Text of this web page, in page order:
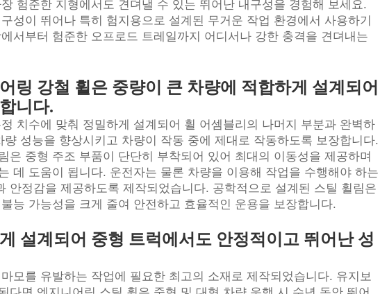
험준한 지형에서도 견뎌낼 수 있는 뛰어난 내구성을 경험해 보세요.
성이 뛰어나 특히 험지용으로 설계된 무거운 작업 환경에서 사용하기
서부터 험준한 오프로드 트레일까지 어디서나 강한 충격을 견뎌내는
링 강철 휠은 중량이 큰 차량에 적합하게 설계되어
니다.
치수에 맞춰 정밀하게 설계되어 휠 어셈블리의 나머지 부분과 완벽하
성능을 향상시키고 차량이 작동 중에 제대로 작동하도록 보장합니다.
은 중형 주조 부품이 단단히 부착되어 있어 최대의 이동성을 제공하며
데 도움이 됩니다. 운전자는 물론 차량을 이용해 작업을 수행해야 하는
안정감을 제공하도록 제작되었습니다. 공학적으로 설계된 스틸 휠림은
능 가능성을 크게 줄여 안전하고 효율적인 운용을 보장합니다.
설계되어 중형 트럭에서도 안정적이고 뛰어난 성
모를 유발하는 작업에 필요한 최고의 소재로 제작되었습니다. 유지보